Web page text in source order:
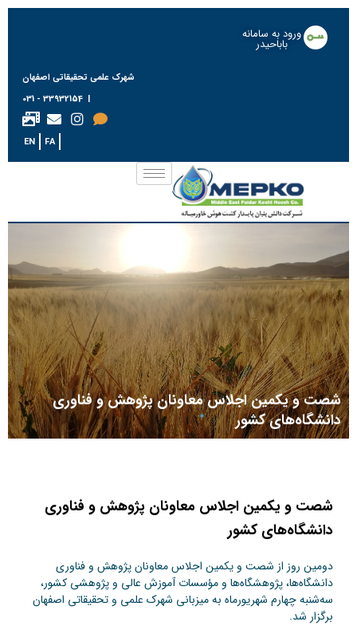
ورود به سامانه
باباحیدر
شهرک علمی تحقیقاتی اصفهان
| 33932154 - 031
FA
EN
شصت و یکمین اجلاس معاونان پژوهش و فناوری
دانشگاه‌های کشور
شصت و یکمین اجلاس معاونان پژوهش و فناوری
دانشگاه‌های کشور
دومین روز از شصت و یکمین اجلاس معاونان پژوهش و فناوری
دانشگاه‌ها، پژوهشگاه‌ها و مؤسسات آموزش عالی و پژوهشی کشور،
سه‌شنبه چهارم شهریورماه به میزبانی شهرک علمی و تحقیقاتی اصفهان
برگزار شد.